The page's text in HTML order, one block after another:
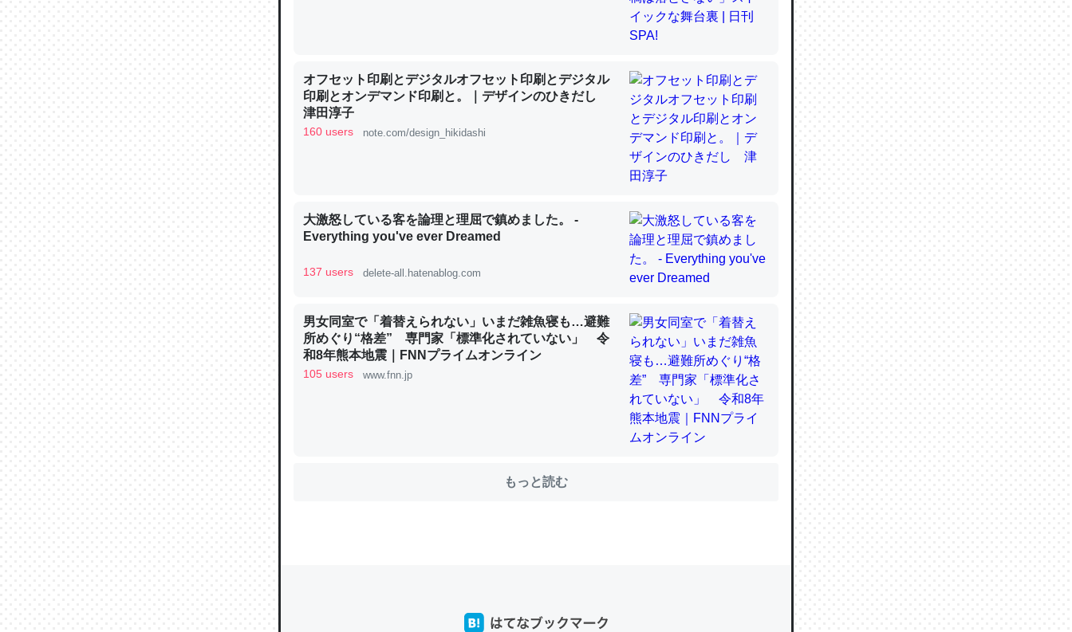
論文では「淡水はカルシウムも酸素も不足してて両方に不利だから両方が拮抗してるので
─ニュース :: 【研究発表】昆虫学の大問題＝「昆虫はなぜ海にいないのか」に関する新仮説
類だと殻を無くしてナメクジになったり努力してるし。
─ニュース :: 【研究発表】昆虫学の大問題＝「昆虫はなぜ海にいないのか」に関する新仮説
ウチもEchoを実家に置いて４年。でたまに覗いてる。ぼちぼちRingも置こうかと画策
中。あと、Googleマップで位置情報を共有してる。電池残量や充電中かが分かるのでこ
れ見て生きてるなって分かる。
─たまにLINEするくらいだった遠方の父67歳と僕。ITツール導入でコミュニケーションが劇的に変化し
オフセット印刷とデジタルオフセット印刷とデジタル
印刷とオンデマンド印刷と。｜デザインのひきだし
津田淳子
160 users note.com/design_hikidashi
大激怒している客を論理と理屈で鎮めました。 -
Everything you've ever Dreamed
137 users delete-all.hatenablog.com
男女同室で「着替えられない」いまだ雑魚寝も…避難
所めぐり“格差” 専門家「標準化されていない」 令
和8年熊本地震｜FNNプライムオンライン
105 users www.fnn.jp
もっと読む